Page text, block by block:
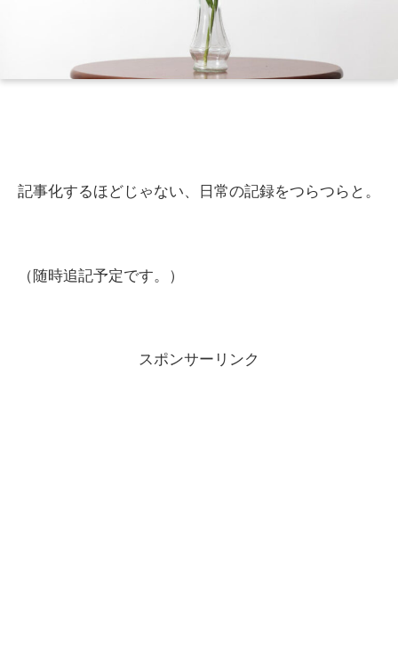
記事化するほどじゃない、日常の記録をつらつらと。
（随時追記予定です。）
スポンサーリンク